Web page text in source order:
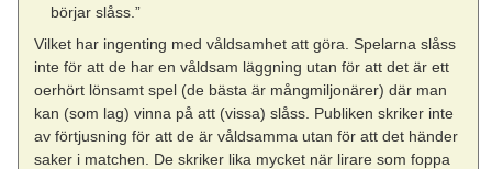
börjar slåss.”
Vilket har ingenting med våldsamhet att göra. Spelarna slåss
inte för att de har en våldsam läggning utan för att det är ett
oerhört lönsamt spel (de bästa är mångmiljonärer) där man
kan (som lag) vinna på att (vissa) slåss. Publiken skriker inte
av förtjusning för att de är våldsamma utan för att det händer
saker i matchen. De skriker lika mycket när lirare som foppa